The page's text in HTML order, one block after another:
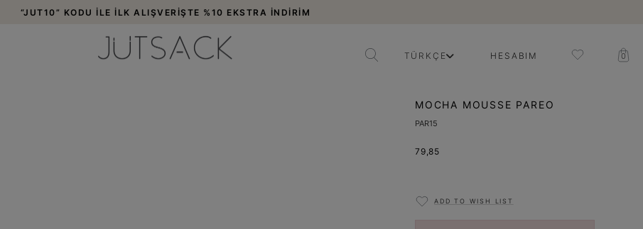
“JUT10” KODU İLE İLK ALIŞVERİŞTE %10 EKSTRA İNDİRİM
TÜRKÇE HESABIM 0
MOCHA MOUSSE PAREO
PAR15
79,85
ADD TO WISH LIST